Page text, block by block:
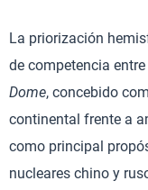
La priorización
de competencia
Dome, concebido
continental frente a
como principal
nucleares chino y